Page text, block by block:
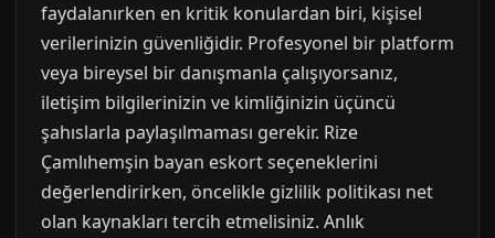
faydalanırken en kritik konulardan biri, kişisel
verilerinizin güvenliğidir. Profesyonel bir platform
veya bireysel bir danışmanla çalışıyorsanız,
iletişim bilgilerinizin ve kimliğinizin üçüncü
şahıslarla paylaşılmaması gerekir. Rize
Çamlıhemşin bayan eskort seçeneklerini
değerlendirirken, öncelikle gizlilik politikası net
olan kaynakları tercih etmelisiniz. Anlık